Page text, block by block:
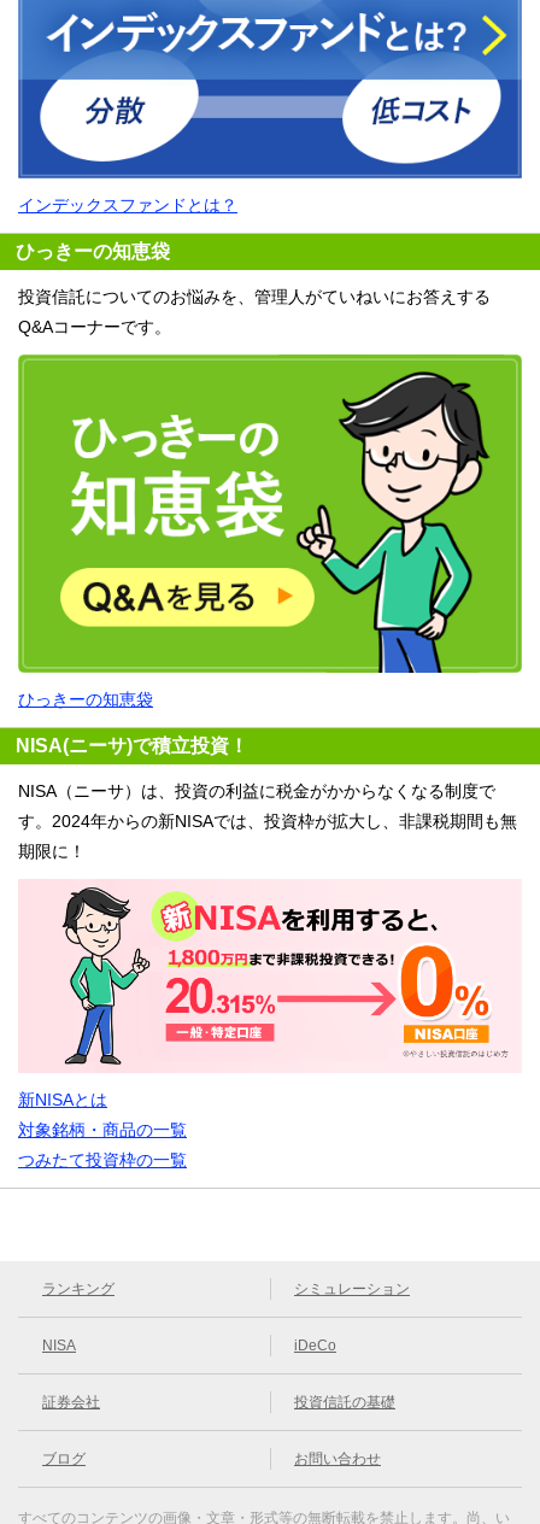
インデックスファンドとは？
ひっきーの知恵袋
投資信託についてのお悩みを、管理人がていねいにお答えする
Q&Aコーナーです。
ひっきーの知恵袋
NISA(ニーサ)で積立投資！
NISA（ニーサ）は、投資の利益に税金がかからなくなる制度で
す。2024年からの新NISAでは、投資枠が拡大し、非課税期間も無
期限に！
新NISAとは
対象銘柄・商品の一覧
つみたて投資枠の一覧
ランキング シミュレーション
NISA iDeCo
証券会社 投資信託の基礎
ブログ お問い合わせ
すべてのコンテンツの画像・文章・形式等の無断転載を禁止します。 尚、い